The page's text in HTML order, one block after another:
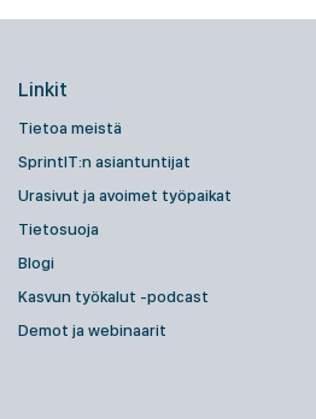
Linkit
Tietoa meistä
SprintIT:n asiantuntijat
Urasivut ja avoimet työpaikat
Tietosuoja
Blogi
Kasvun työkalut -podcast
Demot ja webinaarit